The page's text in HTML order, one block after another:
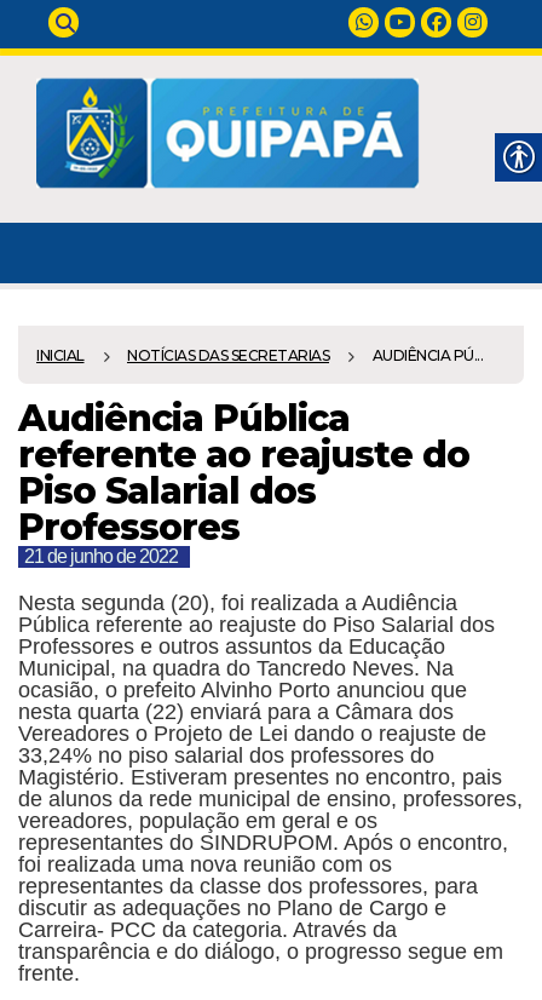
INICIAL NOTÍCIAS DAS SECRETARIAS AUDIÊNCIA PÚ...
Audiência Pública
referente ao reajuste do
Piso Salarial dos
Professores
21 de junho de 2022
Nesta segunda (20), foi realizada a Audiência
Pública referente ao reajuste do Piso Salarial dos
Professores e outros assuntos da Educação
Municipal, na quadra do Tancredo Neves. Na
ocasião, o prefeito Alvinho Porto anunciou que
nesta quarta (22) enviará para a Câmara dos
Vereadores o Projeto de Lei dando o reajuste de
33,24% no piso salarial dos professores do
Magistério. Estiveram presentes no encontro, pais
de alunos da rede municipal de ensino, professores,
vereadores, população em geral e os
representantes do SINDRUPOM. Após o encontro,
foi realizada uma nova reunião com os
representantes da classe dos professores, para
discutir as adequações no Plano de Cargo e
Carreira- PCC da categoria. Através da
transparência e do diálogo, o progresso segue em
frente.